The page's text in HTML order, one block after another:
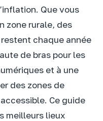
Que vous
zone rurale, des
chaque année
de bras pour les
et à une
des zones de
Ce guide
meilleurs lieux